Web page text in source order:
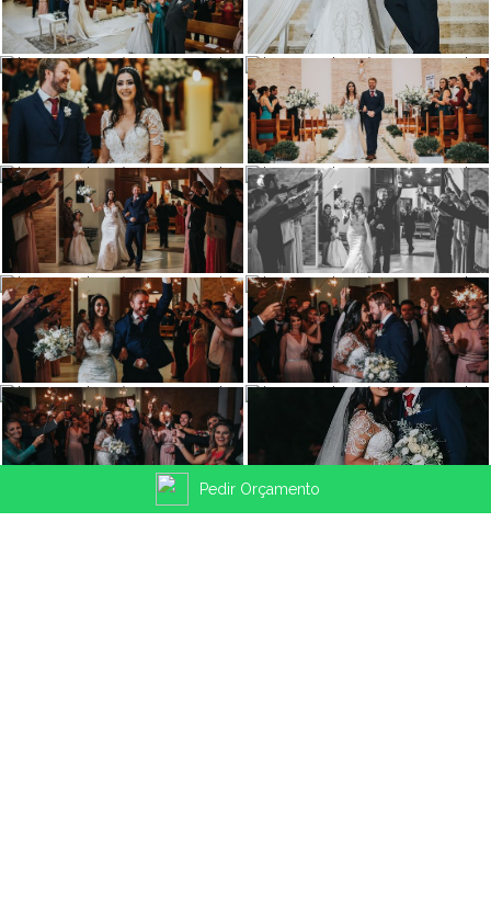
Pedir Orçamento